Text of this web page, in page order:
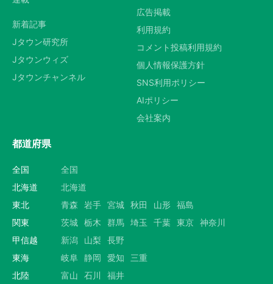
新着記事
Jタウン研究所
Jタウンウィズ
Jタウンチャンネル
広告掲載
利用規約
コメント投稿利用規約
個人情報保護方針
SNS利用ポリシー
AIポリシー
会社案内
都道府県
全国
全国
北海道
北海道
東北
青森 岩手 宮城 秋田 山形 福島
関東
茨城 栃木 群馬 埼玉 千葉 東京 神奈川
甲信越
新潟 山梨
長野
東海
岐阜 静岡 愛知
三重
北陸
富山 石川
福井